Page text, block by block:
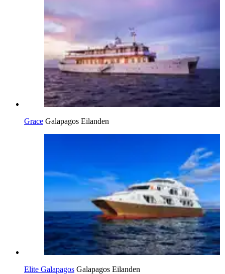
Grace Galapagos Eilanden
Elite Galapagos Galapagos Eilanden